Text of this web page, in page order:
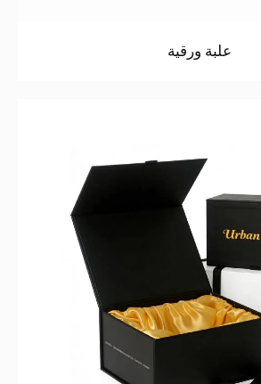
علبة ورقية